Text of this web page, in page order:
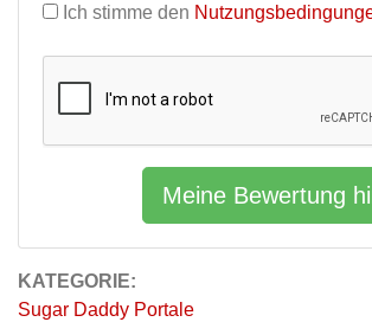
KATEGORIE:
Sugar Daddy Portale
Ich stimme den
Meine Bewertung